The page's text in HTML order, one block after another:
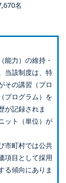
名
能力）の維持・
当該制度は、特
その講習（プロ
プログラム）を
が記録されま
ット（単位）が
市町村では公共
項目として採用
る傾向にありま